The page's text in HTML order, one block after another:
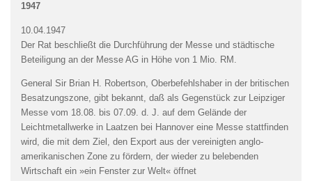
1947
10.04.1947
Der Rat beschließt die Durchführung der Messe und städtische
Beteiligung an der Messe AG in Höhe von 1 Mio. RM.
General Sir Brian H. Robertson, Oberbefehlshaber in der britischen
Besatzungszone, gibt bekannt, daß als Gegenstück zur Leipziger
Messe vom 18.08. bis 07.09. d. J. auf dem Gelände der
Leichtmetallwerke in Laatzen bei Hannover eine Messe stattfinden
wird, die mit dem Ziel, den Export aus der vereinigten anglo-
amerikanischen Zone zu fördern, der wieder zu belebenden
Wirtschaft ein »ein Fenster zur Welt« öffnet